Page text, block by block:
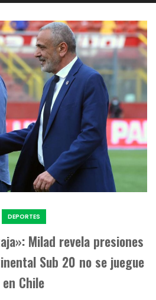
DEPORTES
Milad revela presiones
Sub 20 no se juegue
en Chile